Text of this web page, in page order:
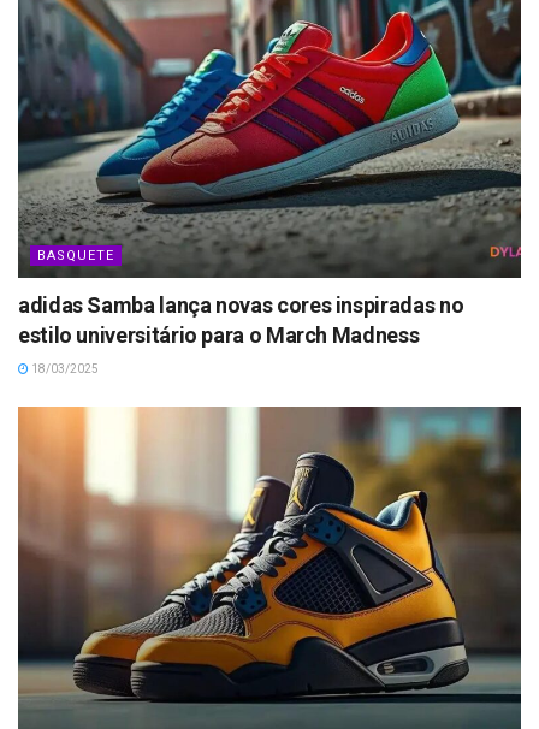
BASQUETE
adidas Samba lança novas cores inspiradas no
estilo universitário para o March Madness
18/03/2025